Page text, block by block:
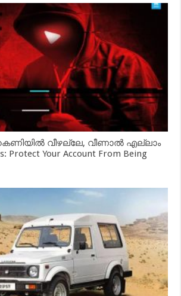
വീഴല്ലേ, വീണാൽ എല്ലാം
Protect Your Account From Being